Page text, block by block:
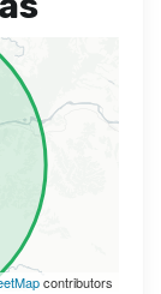
contributors